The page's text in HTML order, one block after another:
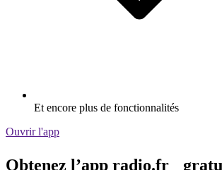
Et encore plus de fonctionnalités
Ouvrir l'app
Obtenez l’app radio.fr